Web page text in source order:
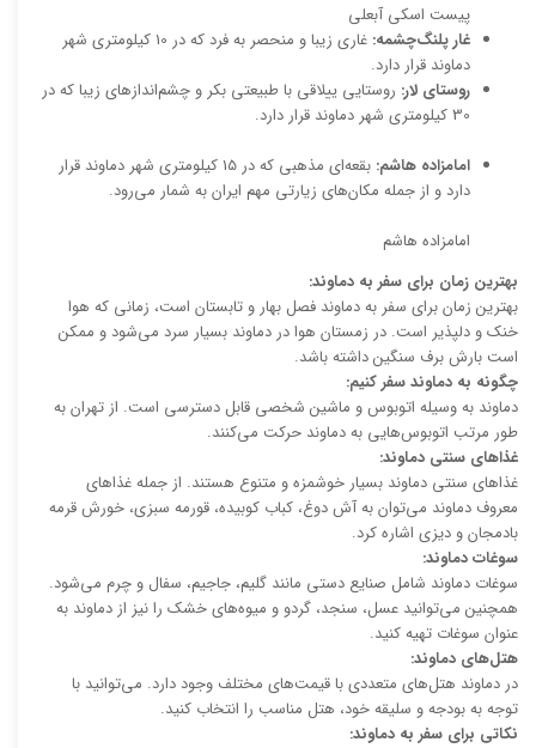
پیست اسکی آبعلی
غار پلنگ‌چشمه:
غاری زیبا و منحصر به فرد که در 10 کیلومتری شهر
دماوند قرار دارد.
روستای لار: روستایی ییلاقی با طبیعتی بکر و چشم‌اندازهای زیبا که در
30 کیلومتری شهر دماوند قرار دارد.
امامزاده هاشم:
بقعه‌ای مذهبی که در 15 کیلومتری شهر دماوند قرار
دارد و از جمله مکان‌های زیارتی مهم ایران به شمار می‌رود.
امامزاده هاشم
بهترین زمان برای سفر به دماوند:
بهترین زمان برای سفر به دماوند فصل بهار و تابستان است، زمانی که هوا
خنک و دلپذیر است. در زمستان هوا در دماوند بسیار سرد می‌شود و ممکن
است بارش برف سنگین داشته باشد.
چگونه به دماوند سفر کنیم:
دماوند به وسیله اتوبوس و ماشین شخصی قابل دسترسی است. از تهران به
طور مرتب اتوبوس‌هایی به دماوند حرکت می‌کنند.
غذاهای سنتی دماوند:
غذاهای سنتی دماوند بسیار خوشمزه و متنوع هستند. از جمله غذاهای
معروف دماوند می‌توان به آش دوغ، کباب کوبیده، قورمه سبزی، خورش قرمه
بادمجان و دیزی اشاره کرد.
سوغات دماوند:
سوغات دماوند شامل صنایع دستی مانند گلیم، جاجیم، سفال و چرم می‌شود.
همچنین می‌توانید عسل، سنجد، گردو و میوه‌های خشک را نیز از دماوند به
عنوان سوغات تهیه کنید.
هتل‌های دماوند:
در دماوند هتل‌های متعددی با قیمت‌های مختلف وجود دارد. می‌توانید با
توجه به بودجه و سلیقه خود، هتل مناسب را انتخاب کنید.
نکاتی برای سفر به دماوند: